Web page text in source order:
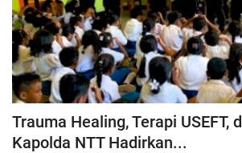
Trauma Healing, Terapi USEFT,
Kapolda NTT Hadirkan...